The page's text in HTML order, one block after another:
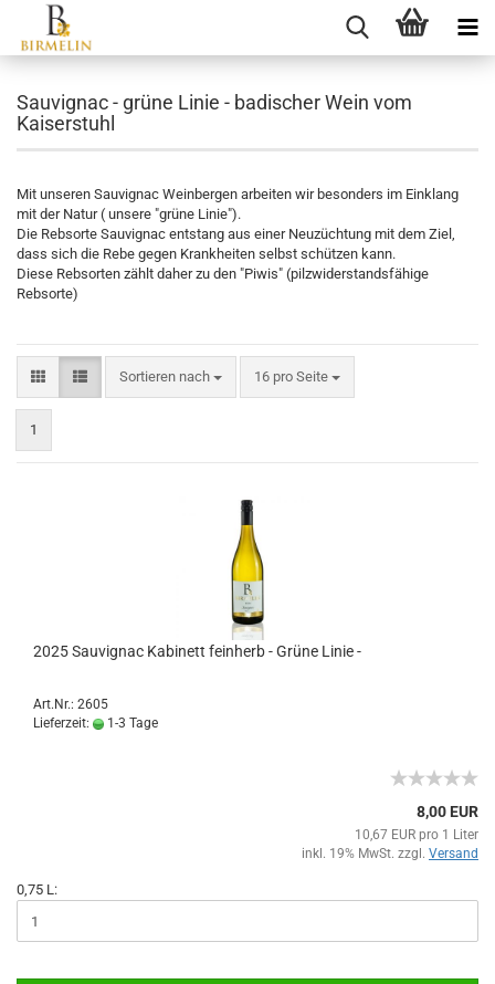
Sauvignac - grüne Linie - badischer Wein vom
Kaiserstuhl
Mit unseren Sauvignac Weinbergen arbeiten wir besonders im Einklang
mit der Natur ( unsere "grüne Linie").
Die Rebsorte Sauvignac entstang aus einer Neuzüchtung mit dem Ziel,
dass sich die Rebe gegen Krankheiten selbst schützen kann.
Diese Rebsorten zählt daher zu den "Piwis" (pilzwiderstandsfähige
Rebsorte)
Sortieren nach 16 pro Seite
1
2025 Sauvignac Kabinett feinherb - Grüne Linie -
Art.Nr.: 2605
Lieferzeit:
1-3 Tage
8,00 EUR
10,67 EUR pro 1 Liter
inkl. 19% MwSt. zzgl. Versand
0,75 L: